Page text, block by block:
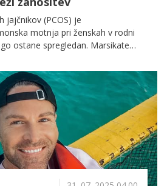
jajčnikov (PCOS) je
motnja pri ženskah v rodni
ostane spregledan. Marsikatera
ali kožnih spremembah. Kaj
vpliva na plodnost, kako poteka
ženska naredi sama,
Eva Drmota.